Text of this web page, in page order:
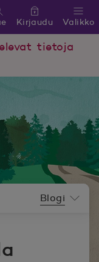
Valikko
Kirjaudu
tietoja
Blogi